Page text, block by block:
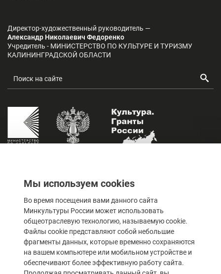
Мы используем cookies
Во время посещения вами данного сайта
Минкультуры России может использовать
общеотраслевую технологию, называемую cookie.
Файлы cookie представляют собой небольшие
фрагменты данных, которые временно сохраняются
на вашем компьютере или мобильном устройстве и
обеспечивают более эффективную работу сайта.
Директор-художественный руководитель —
Александр Николаевич Федоренко
Учредитель - МИНИСТЕРСТВО ПО КУЛЬТУРЕ И ТУРИЗМУ
КАЛИНИНГРАДСКОЙ ОБЛАСТИ
учреждений культуры
© 2023 Государственное автономное учреждение
Калининградской области «Калининградский областной
драматический театр»